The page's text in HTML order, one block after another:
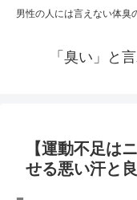
男性の人には言えない体臭
「臭い」と
【運動不足は
せる悪い汗と